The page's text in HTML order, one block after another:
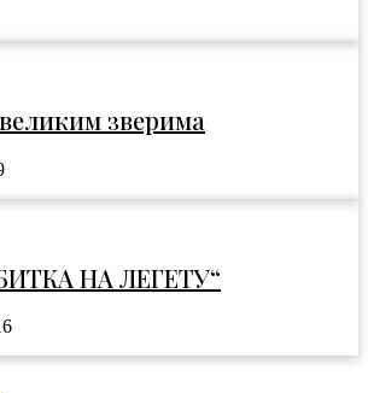
зверима
НА ЛЕГЕТУ“